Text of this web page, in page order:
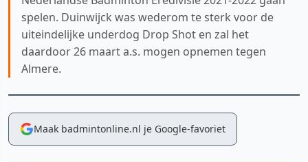
spelen. Duinwijck was wederom te sterk voor de
uiteindelijke underdog Drop Shot en zal het
daardoor 26 maart a.s. mogen opnemen tegen
Almere.
Maak badmintonline.nl je Google-favoriet